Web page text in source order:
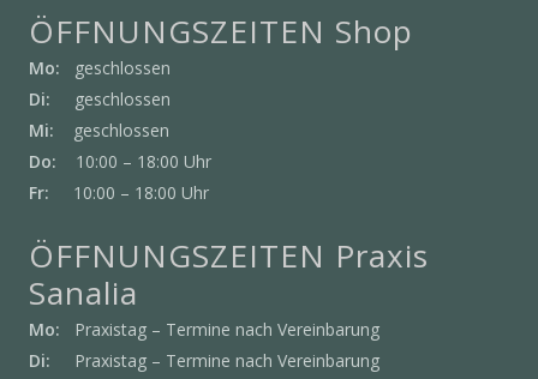
ÖFFNUNGSZEITEN Shop
Mo: geschlossen
Di: geschlossen
Mi:
geschlossen
Do: 10:00 – 18:00 Uhr
Fr: 10:00 – 18:00 Uhr
ÖFFNUNGSZEITEN Praxis
Sanalia
Mo: Praxistag – Termine nach Vereinbarung
Di: Praxistag – Termine nach Vereinbarung